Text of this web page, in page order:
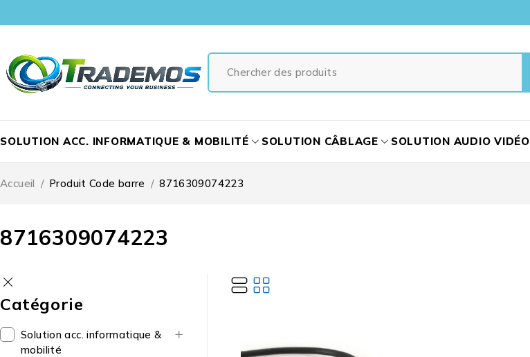
SOLUTION ACC. INFORMATIQUE & MOBILITÉ SOLUTION CÂBLAGE SOLUTION AUDIO VIDÉO
8716309074223
Accueil / Produit Code barre / 8716309074223
Catégorie
Solution acc. informatique &
mobilité